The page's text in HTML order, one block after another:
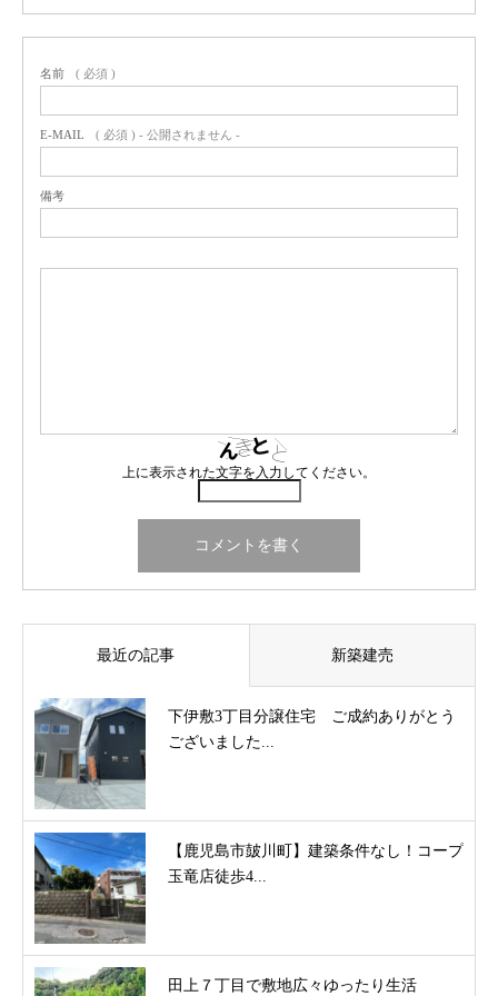
名前 ( 必須 )
E-MAIL ( 必須 ) - 公開されません -
備考
上に表示された文字を入力してください。
最近の記事 新築建売
下伊敷3丁目分譲住宅 ご成約ありがとう
ございました...
【鹿児島市皷川町】建築条件なし！コープ
玉竜店徒歩4...
田上７丁目で敷地広々ゆったり生活